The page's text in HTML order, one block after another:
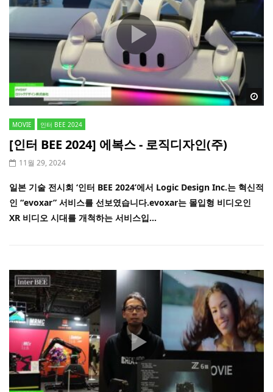
MOVIE 인터 BEE 2024
[인터 BEE 2024] 에복스 - 로직디자인(주)
11월 29, 2024
일본 기술 전시회 ‘인터 BEE 2024’에서 Logic Design Inc.는 혁신적
인 “evoxar” 서비스를 선보였습니다.evoxar는 몰입형 비디오인
XR 비디오 시대를 개척하는 서비스입...